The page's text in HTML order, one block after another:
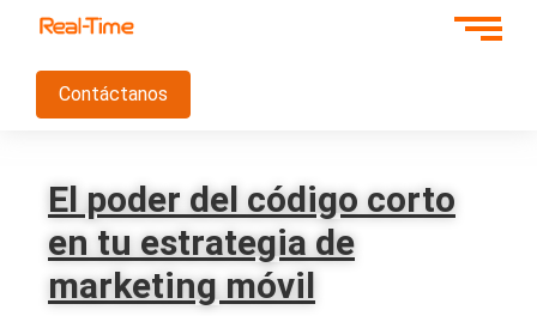
Contáctanos
El poder del código corto
en tu estrategia de
marketing móvil